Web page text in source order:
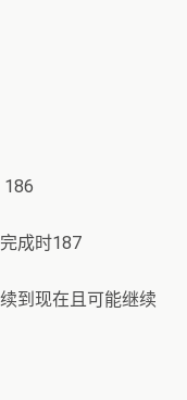
成时187
到现在且可能继续